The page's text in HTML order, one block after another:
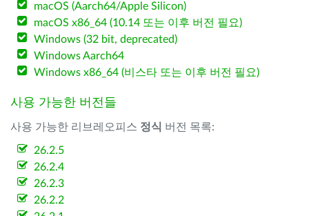
macOS (Aarch64/Apple Silicon)
macOS x86_64 (10.14 또는 이후 버전 필요)
Windows (32 bit, deprecated)
Windows Aarch64
Windows x86_64 (비스타 또는 이후 버전 필요)
사용 가능한 버전들
사용 가능한 리브레오피스 정식 버전 목록:
26.2.5
26.2.4
26.2.3
26.2.2